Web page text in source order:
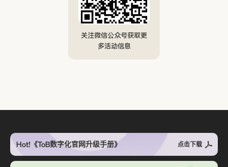
关注微信公众号获取更
多活动信息
Hot!《ToB数字化官网升级手册》 点击下载